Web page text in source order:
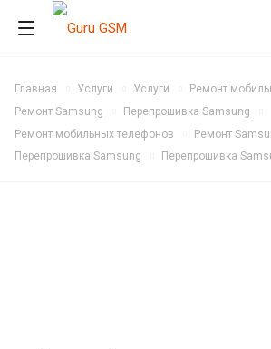
Главная Услуги Услуги
Ремонт
Ремонт Samsung
Перепрошивка Samsung
Ремонт мобильных телефонов
Ремонт
Перепрошивка Samsung
Перепрошивка